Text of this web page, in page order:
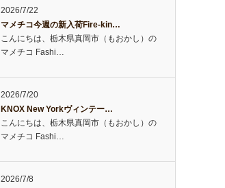
2026/7/22
マメチコ今週の新入荷Fire-kin…
こんにちは、栃木県真岡市（もおかし）の
マメチコ Fashi…
2026/7/20
KNOX New Yorkヴィンテー…
こんにちは、栃木県真岡市（もおかし）の
マメチコ Fashi…
2026/7/8